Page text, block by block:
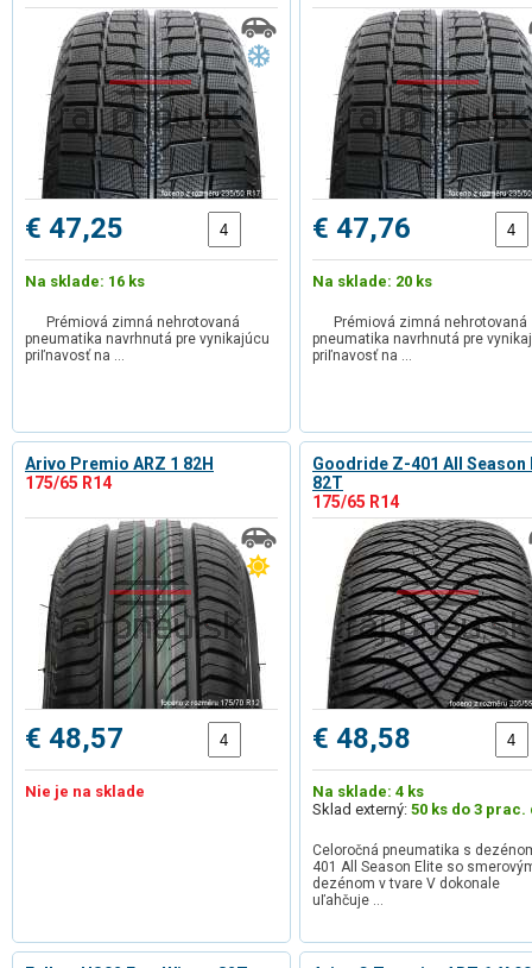
€ 47,25
Na sklade: 16 ks
Prémiová zimná nehrotovaná
pneumatika navrhnutá pre vynikajúcu
priľnavosť na …
€ 47,76
Na sklade: 20 ks
Prémiová zimná nehrotovaná
pneumatika navrhnutá pre
priľnavosť na …
Arivo Premio ARZ 1 82H
175/65 R14
€ 48,57
Nie je na sklade
Goodride Z-401 All Season
82T
175/65 R14
€ 48,58
Na sklade: 4 ks
Sklad externý: 50 ks do 3 prac.
Celoročná pneumatika s
401 All Season Elite so
dezénom v tvare V dokonale
uľahčuje …